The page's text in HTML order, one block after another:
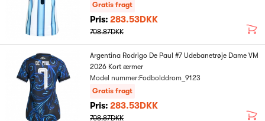
Gratis fragt
Pris: 283.53DKK
708.87DKK
Argentina Rodrigo De Paul #7 Udebanetrøje Dame VM
2026 Kort ærmer
Model nummer:Fodbolddrom_9123
Gratis fragt
Pris: 283.53DKK
708.87DKK